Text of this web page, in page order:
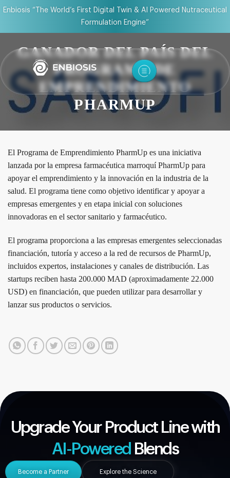
Enbiosis “The World’s First Digital Twin & AI Powered Nutraceutical
Formulation Engine”
GANADOR DEL PAÍS DEL
PROGRAMA DE
EMPRENDIMIENTO
PHARMUP
El Programa de Emprendimiento PharmUp es una iniciativa
lanzada por la empresa farmacéutica marroquí PharmUp para
apoyar el emprendimiento y la innovación en la industria de la
salud. El programa tiene como objetivo identificar y apoyar a
empresas emergentes y en etapa inicial con soluciones
innovadoras en el sector sanitario y farmacéutico.
El programa proporciona a las empresas emergentes seleccionadas
financiación, tutoría y acceso a la red de recursos de PharmUp,
incluidos expertos, instalaciones y canales de distribución. Las
startups reciben hasta 200.000 MAD (aproximadamente 22.000
USD) en financiación, que pueden utilizar para desarrollar y
lanzar sus productos o servicios.
Upgrade Your Product Line with
AI-Powered Blends
Become a Partner Explore the Science